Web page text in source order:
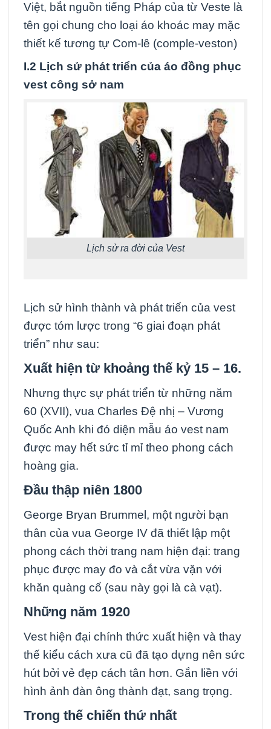
Việt, bắt nguồn tiếng Pháp của từ Veste là
tên gọi chung cho loại áo khoác may mặc
thiết kế tương tự Com-lê (comple-veston)
I.2 Lịch sử phát triển của áo đồng phục
vest công sở nam
Lịch sử ra đời của Vest
Lịch sử hình thành và phát triển của vest
được tóm lược trong “6 giai đoạn phát
triển” như sau:
Xuất hiện từ khoảng thế kỷ 15 – 16.
Nhưng thực sự phát triển từ những năm
60 (XVII), vua Charles Đệ nhị – Vương
Quốc Anh khi đó diện mẫu áo vest nam
được may hết sức tỉ mỉ theo phong cách
hoàng gia.
Đầu thập niên 1800
George Bryan Brummel, một người bạn
thân của vua George IV đã thiết lập một
phong cách thời trang nam hiện đại: trang
phục được may đo và cắt vừa vặn với
khăn quàng cổ (sau này gọi là cà vạt).
Những năm 1920
Vest hiện đại chính thức xuất hiện và thay
thế kiểu cách xưa cũ đã tạo dựng nên sức
hút bởi vẻ đẹp cách tân hơn. Gắn liền với
hình ảnh đàn ông thành đạt, sang trọng.
Trong thế chiến thứ nhất